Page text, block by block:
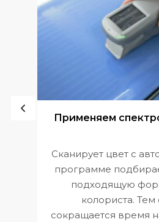
Применяем
Сканирует цвет с
программе
подходящую
колориста.
сокращается время